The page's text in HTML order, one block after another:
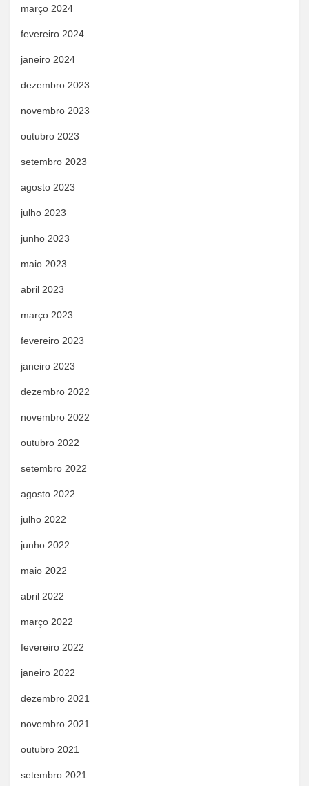
março 2024
fevereiro 2024
janeiro 2024
dezembro 2023
novembro 2023
outubro 2023
setembro 2023
agosto 2023
julho 2023
junho 2023
maio 2023
abril 2023
março 2023
fevereiro 2023
janeiro 2023
dezembro 2022
novembro 2022
outubro 2022
setembro 2022
agosto 2022
julho 2022
junho 2022
maio 2022
abril 2022
março 2022
fevereiro 2022
janeiro 2022
dezembro 2021
novembro 2021
outubro 2021
setembro 2021